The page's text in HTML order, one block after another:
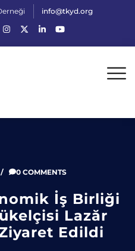
info@tkyd.org
0 COMMENTS
İş Birliği
Lazăr
Edildi